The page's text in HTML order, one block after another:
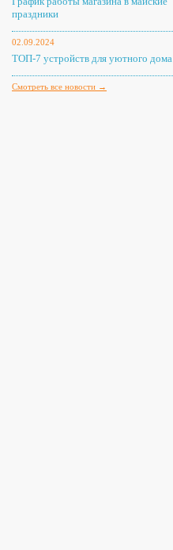
праздники
02.09.2024
ТОП-7 устройств для уютного дома
Смотреть все новости →